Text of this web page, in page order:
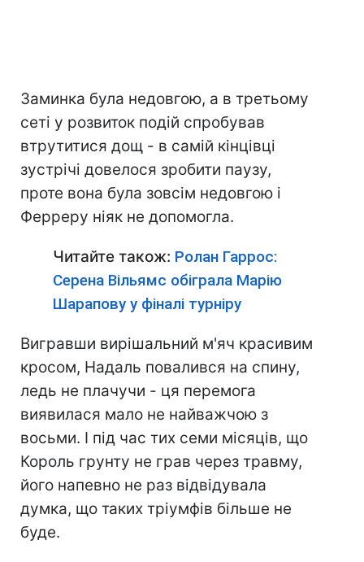
Заминка була недовгою, а в третьому
сеті у розвиток подій спробував
втрутитися дощ - в самій кінцівці
зустрічі довелося зробити паузу,
проте вона була зовсім недовгою і
Ферреру ніяк не допомогла.
Читайте також: Ролан Гаррос:
Серена Вільямс обіграла Марію
Шарапову у фіналі турніру
Вигравши вирішальний м'яч красивим
кросом, Надаль повалився на спину,
ледь не плачучи - ця перемога
виявилася мало не найважчою з
восьми. І під час тих семи місяців, що
Король грунту не грав через травму,
його напевно не раз відвідувала
думка, що таких тріумфів більше не
буде.